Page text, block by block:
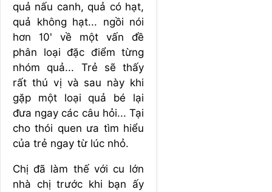
quả nấu canh, quả có hạt,
quả không hạt... ngồi nói
hơn 10' về một vấn đề
phân loại đặc điểm từng
nhóm quả... Trẻ sẽ thấy
rất thú vị và sau này khi
gặp một loại quả bé lại
đưa ngay các câu hỏi... Tại
cho thói quen ưa tìm hiểu
của trẻ ngay từ lúc nhỏ.
Chị đã làm thế với cu lớn
nhà chị trước khi bạn ấy